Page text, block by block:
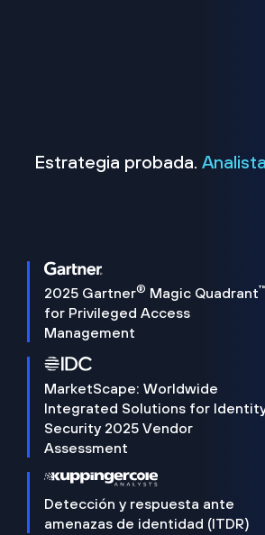
Estrategia probada.
2025 Gartner® Magic Quadrant™
for Privileged Access
Management
MarketScape: Worldwide
Integrated Solutions for
Security 2025 Vendor
Assessment
Detección y respuesta ante
amenazas de identidad (ITDR)